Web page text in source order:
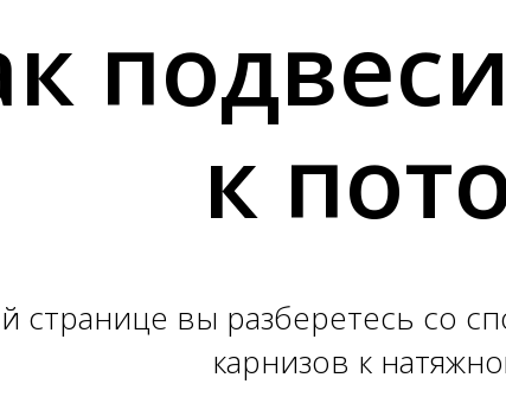
к
странице вы разберетесь со
карнизов к